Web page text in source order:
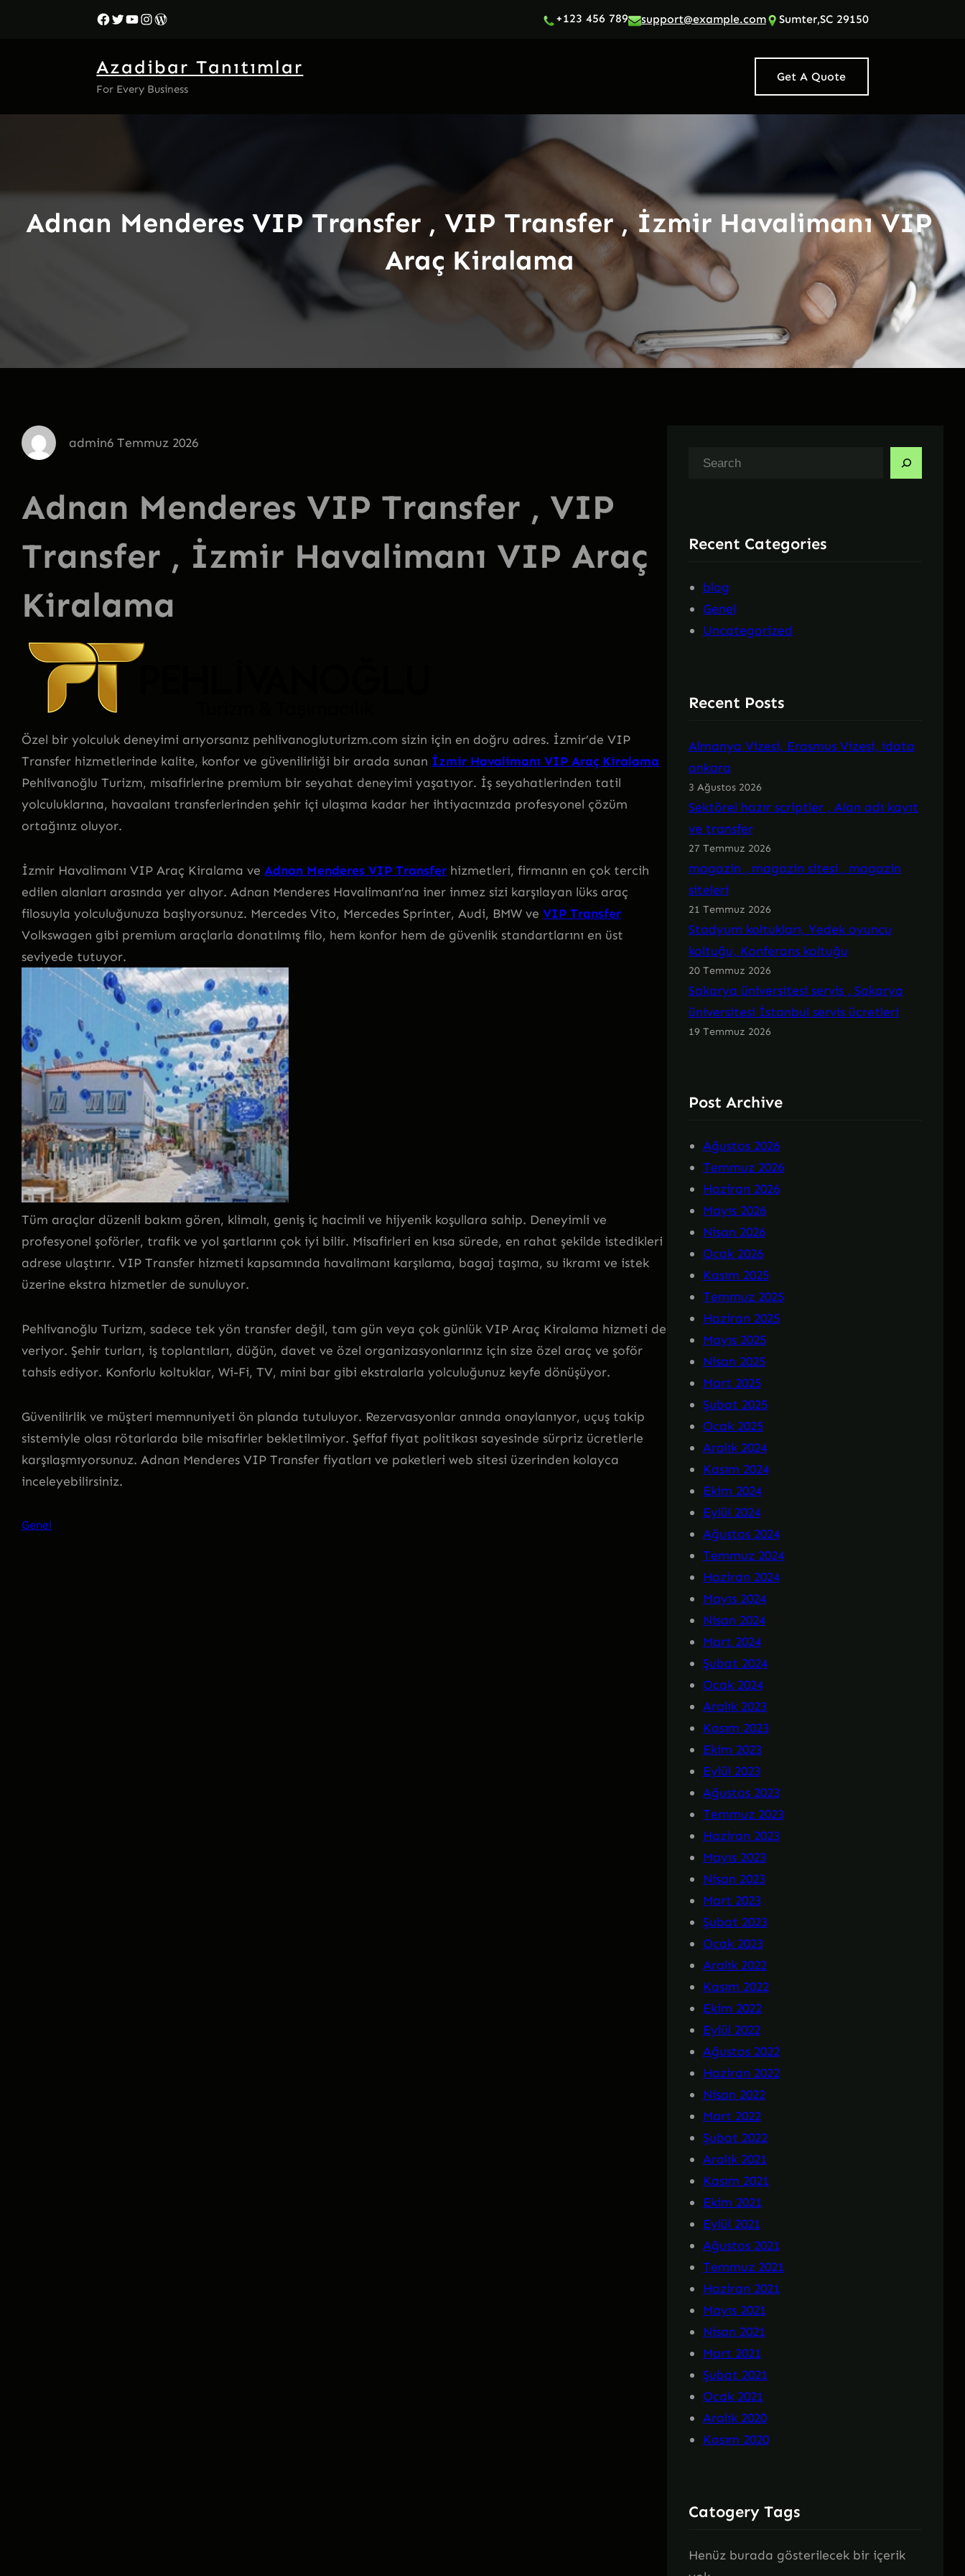
Facebook
Twitter
YouTube
Instagram
WordPress +123 456 789 support@example.com Sumter,SC 29150
Azadibar Tanıtımlar
For Every Business
Get A Quote
Adnan Menderes VIP Transfer , VIP Transfer , İzmir Havalimanı VIP
Araç Kiralama
admin6 Temmuz 2026
Adnan Menderes VIP Transfer , VIP
Transfer , İzmir Havalimanı VIP Araç
Kiralama
Özel bir yolculuk deneyimi arıyorsanız pehlivanogluturizm.com sizin için en doğru adres. İzmir’de VIP
Transfer hizmetlerinde kalite, konfor ve güvenilirliği bir arada sunan İzmir Havalimanı VIP Araç Kiralama
Pehlivanoğlu Turizm, misafirlerine premium bir seyahat deneyimi yaşatıyor. İş seyahatlerinden tatil
yolculuklarına, havaalanı transferlerinden şehir içi ulaşıma kadar her ihtiyacınızda profesyonel çözüm
ortağınız oluyor.
İzmir Havalimanı VIP Araç Kiralama ve Adnan Menderes VIP Transfer hizmetleri, firmanın en çok tercih
edilen alanları arasında yer alıyor. Adnan Menderes Havalimanı’na iner inmez sizi karşılayan lüks araç
filosuyla yolculuğunuza başlıyorsunuz. Mercedes Vito, Mercedes Sprinter, Audi, BMW ve VIP Transfer
Volkswagen gibi premium araçlarla donatılmış filo, hem konfor hem de güvenlik standartlarını en üst
seviyede tutuyor.
Tüm araçlar düzenli bakım gören, klimalı, geniş iç hacimli ve hijyenik koşullara sahip. Deneyimli ve
profesyonel şoförler, trafik ve yol şartlarını çok iyi bilir. Misafirleri en kısa sürede, en rahat şekilde istedikleri
adrese ulaştırır. VIP Transfer hizmeti kapsamında havalimanı karşılama, bagaj taşıma, su ikramı ve istek
üzerine ekstra hizmetler de sunuluyor.
Pehlivanoğlu Turizm, sadece tek yön transfer değil, tam gün veya çok günlük VIP Araç Kiralama hizmeti de
veriyor. Şehir turları, iş toplantıları, düğün, davet ve özel organizasyonlarınız için size özel araç ve şoför
tahsis ediyor. Konforlu koltuklar, Wi-Fi, TV, mini bar gibi ekstralarla yolculuğunuz keyfe dönüşüyor.
Güvenilirlik ve müşteri memnuniyeti ön planda tutuluyor. Rezervasyonlar anında onaylanıyor, uçuş takip
sistemiyle olası rötarlarda bile misafirler bekletilmiyor. Şeffaf fiyat politikası sayesinde sürpriz ücretlerle
karşılaşmıyorsunuz. Adnan Menderes VIP Transfer fiyatları ve paketleri web sitesi üzerinden kolayca
inceleyebilirsiniz.
Genel
Recent Categories
blog
Genel
Uncategorized
Recent Posts
Almanya Vizesi, Erasmus Vizesi, idata
ankara
3 Ağustos 2026
Sektörel hazır scriptler , Alan adı kayıt
ve transfer
27 Temmuz 2026
magazin , magazin sitesi , magazin
siteleri
21 Temmuz 2026
Stadyum koltukları, Yedek oyuncu
koltuğu, Konferans koltuğu
20 Temmuz 2026
Sakarya üniversitesi servis , Sakarya
üniversitesi İstanbul servis ücretleri
19 Temmuz 2026
Post Archive
Ağustos 2026
Temmuz 2026
Haziran 2026
Mayıs 2026
Nisan 2026
Ocak 2026
Kasım 2025
Temmuz 2025
Haziran 2025
Mayıs 2025
Nisan 2025
Mart 2025
Şubat 2025
Ocak 2025
Aralık 2024
Kasım 2024
Ekim 2024
Eylül 2024
Ağustos 2024
Temmuz 2024
Haziran 2024
Mayıs 2024
Nisan 2024
Mart 2024
Şubat 2024
Ocak 2024
Aralık 2023
Kasım 2023
Ekim 2023
Eylül 2023
Ağustos 2023
Temmuz 2023
Haziran 2023
Mayıs 2023
Nisan 2023
Mart 2023
Şubat 2023
Ocak 2023
Aralık 2022
Kasım 2022
Ekim 2022
Eylül 2022
Ağustos 2022
Haziran 2022
Nisan 2022
Mart 2022
Şubat 2022
Aralık 2021
Kasım 2021
Ekim 2021
Eylül 2021
Ağustos 2021
Temmuz 2021
Haziran 2021
Mayıs 2021
Nisan 2021
Mart 2021
Şubat 2021
Ocak 2021
Aralık 2020
Kasım 2020
Catogery Tags
Henüz burada gösterilecek bir içerik